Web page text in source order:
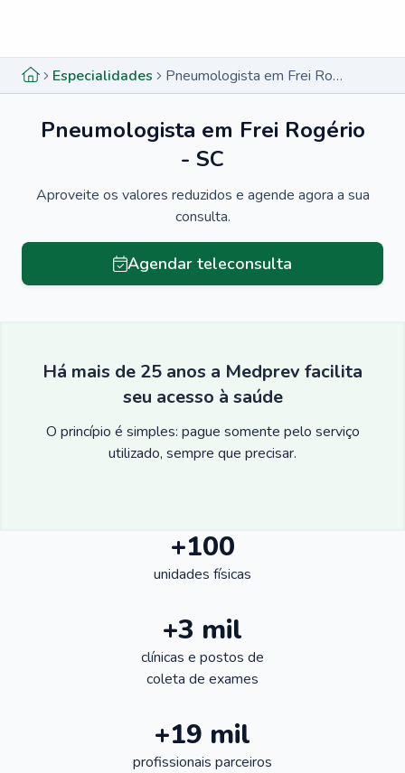
Especialidades Pneumologista em Frei Rogério - SC
Pneumologista em Frei Rogério
- SC
Aproveite os valores reduzidos e agende agora a sua
consulta.
Agendar teleconsulta
Há mais de 25 anos a Medprev facilita
seu acesso à saúde
O princípio é simples: pague somente pelo serviço
utilizado, sempre que precisar.
+100
unidades físicas
+3 mil
clínicas e postos de
coleta de exames
+19 mil
profissionais parceiros